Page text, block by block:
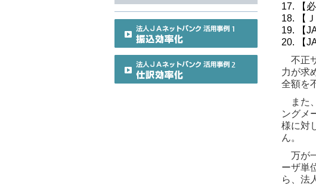
17. 【
18. 【
19. 【
20. 【
不正
力が求
全額を
また
ングメ
様に対
ん。
万が
ーザ単
ら、法